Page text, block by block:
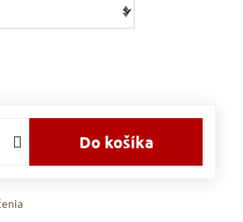
Do košíka